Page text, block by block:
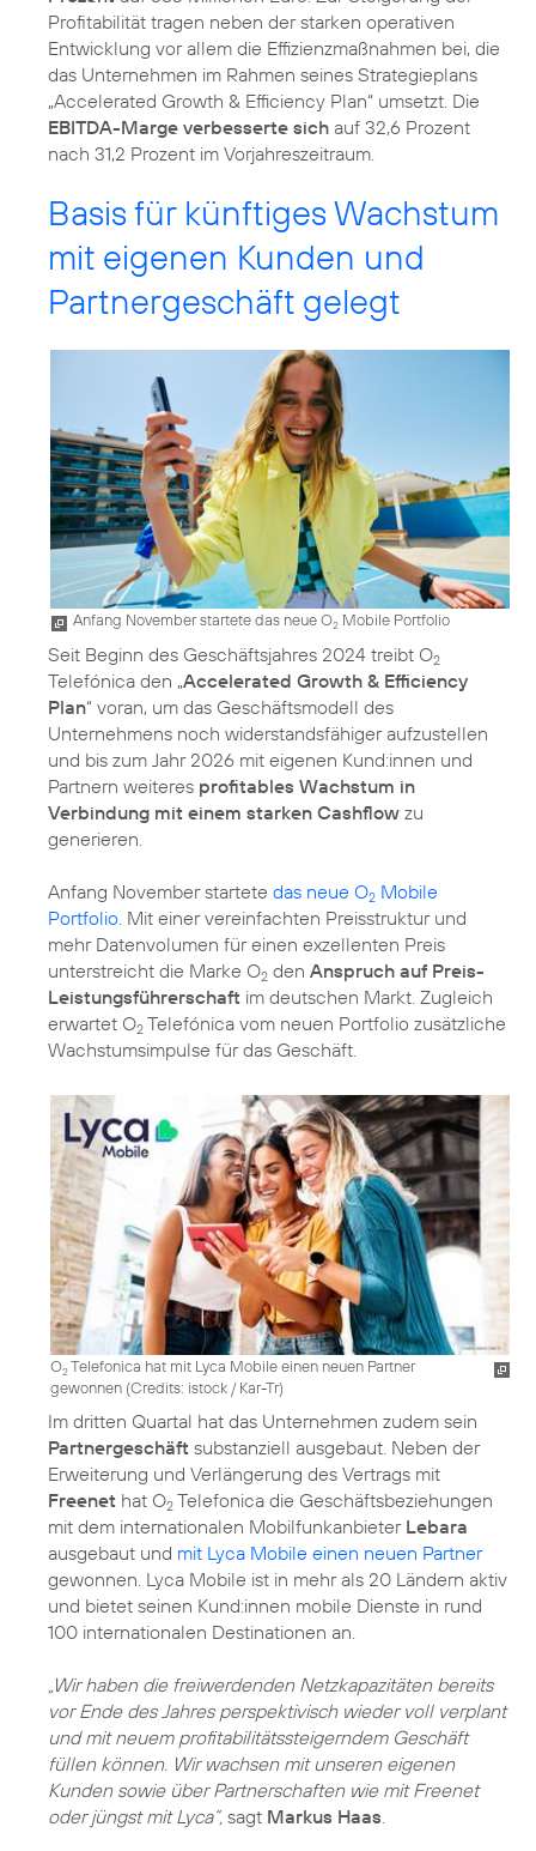
Profitabilität tragen neben der starken operativen
Entwicklung vor allem die Effizienzmaßnahmen bei, die
das Unternehmen im Rahmen seines Strategieplans
„Accelerated Growth & Efficiency Plan“ umsetzt. Die
EBITDA-Marge verbesserte sich auf 32,6 Prozent
nach 31,2 Prozent im Vorjahreszeitraum.
Basis für künftiges Wachstum
mit eigenen Kunden und
Partnergeschäft gelegt
Anfang November startete das neue O2 Mobile Portfolio
Seit Beginn des Geschäftsjahres 2024 treibt O2
Telefónica den „Accelerated Growth & Efficiency
Plan“ voran, um das Geschäftsmodell des
Unternehmens noch widerstandsfähiger aufzustellen
und bis zum Jahr 2026 mit eigenen Kund:innen und
Partnern weiteres profitables Wachstum in
Verbindung mit einem starken Cashflow zu
generieren.
Anfang November startete das neue O2 Mobile
Portfolio. Mit einer vereinfachten Preisstruktur und
mehr Datenvolumen für einen exzellenten Preis
unterstreicht die Marke O2 den Anspruch auf Preis-
Leistungsführerschaft im deutschen Markt. Zugleich
erwartet O2 Telefónica vom neuen Portfolio zusätzliche
Wachstumsimpulse für das Geschäft.
O2Telefonica hat mit Lyca Mobile einen neuen Partner
gewonnen (Credits: istock / Kar-Tr)
Im dritten Quartal hat das Unternehmen zudem sein
Partnergeschäft substanziell ausgebaut. Neben der
Erweiterung und Verlängerung des Vertrags mit
Freenet hat O2 Telefonica die Geschäftsbeziehungen
mit dem internationalen Mobilfunkanbieter Lebara
ausgebaut und mit Lyca Mobile einen neuen Partner
gewonnen. Lyca Mobile ist in mehr als 20 Ländern aktiv
und bietet seinen Kund:innen mobile Dienste in rund
100 internationalen Destinationen an.
„Wir haben die freiwerdenden Netzkapazitäten bereits
vor Ende des Jahres perspektivisch wieder voll verplant
und mit neuem profitabilitätssteigerndem Geschäft
füllen können. Wir wachsen mit unseren eigenen
Kunden sowie über Partnerschaften wie mit Freenet
oder jüngst mit Lyca“, sagt Markus Haas